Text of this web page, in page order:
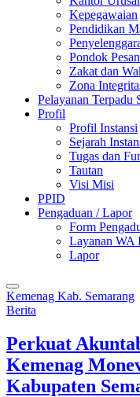
Kepegawaian
Pendidikan
Pondok
Zakat dan
Zona
Pelayanan Terpadu
Profil
Profil Instansi
Sejarah
Tugas dan
Tautan
Visi Misi
PPID
Pengaduan / Lapor
Form
Layanan WA
Lapor
Kemenag Kab. Semarang
Berita
Perkuat
Kemenag
Kabupaten